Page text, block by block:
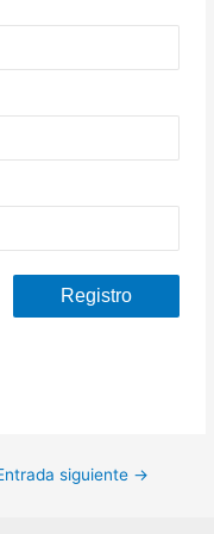
siguiente →